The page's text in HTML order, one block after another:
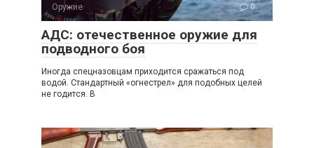
Оружие 0
АДС: отечественное оружие для
подводного боя
Иногда спецназовцам приходится сражаться под
водой. Стандартный «огнестрел» для подобных целей
не годится. В